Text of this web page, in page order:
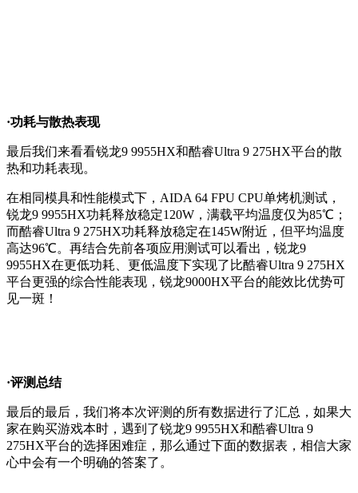
·功耗与散热表现
最后我们来看看锐龙9 9955HX和酷睿Ultra 9 275HX平台的散
热和功耗表现。
在相同模具和性能模式下，AIDA 64 FPU CPU单烤机测试，
锐龙9 9955HX功耗释放稳定120W，满载平均温度仅为85℃；
而酷睿Ultra 9 275HX功耗释放稳定在145W附近，但平均温度
高达96℃。再结合先前各项应用测试可以看出，锐龙9
9955HX在更低功耗、更低温度下实现了比酷睿Ultra 9 275HX
平台更强的综合性能表现，锐龙9000HX平台的能效比优势可
见一斑！
·评测总结
最后的最后，我们将本次评测的所有数据进行了汇总，如果大
家在购买游戏本时，遇到了锐龙9 9955HX和酷睿Ultra 9
275HX平台的选择困难症，那么通过下面的数据表，相信大家
心中会有一个明确的答案了。